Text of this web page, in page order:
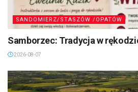
SANDOMIERZ/STASZÓW /OPATÓW
Samborzec: Tradycja w
2026-08-07